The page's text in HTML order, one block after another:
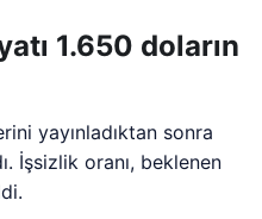
1.650 doların
yayınladıktan sonra
İşsizlik oranı, beklenen